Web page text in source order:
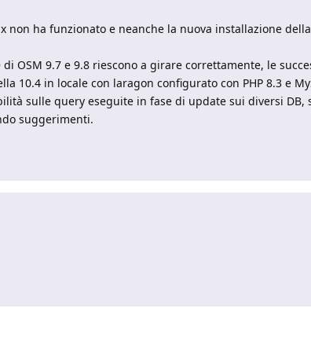
non ha funzionato e neanche la nuova installazione
di OSM 9.7 e 9.8 riescono a girare correttamente, le
10.4 in locale con laragon configurato con PHP 8.3 e
sulle query eseguite in fase di update sui diversi DB,
suggerimenti.